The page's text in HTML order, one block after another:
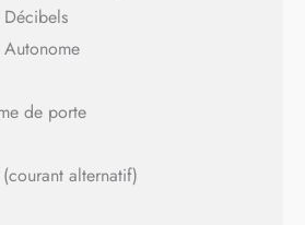
de porte
alternatif)